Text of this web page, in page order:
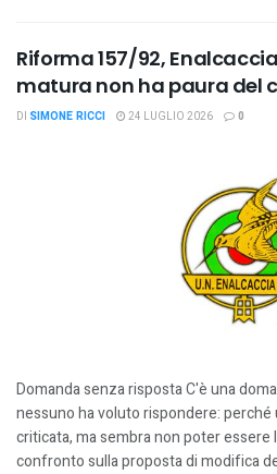
Riforma 157/92,
matura non ha paura del
DI SIMONE RICCI 24 LUGLIO 2026 0
Domanda senza risposta C'è una
nessuno ha voluto rispondere:
criticata, ma sembra non poter essere
confronto sulla proposta di modifica